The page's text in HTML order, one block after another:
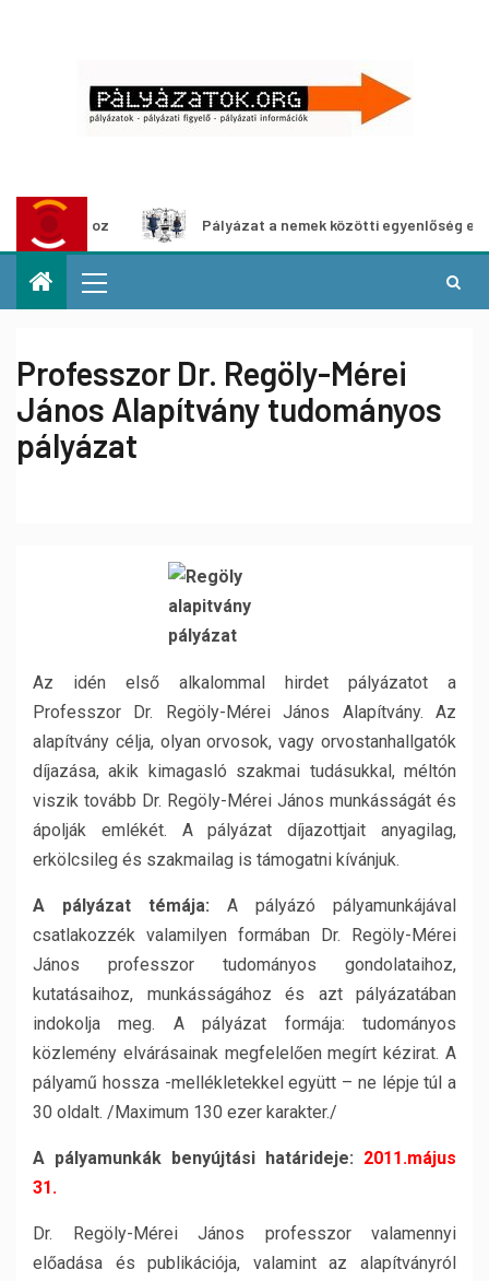
Pályázat a nemek közötti egyenlőség európai
Professzor Dr. Regöly-Mérei
János Alapítvány tudományos
pályázat
Az idén első alkalommal hirdet pályázatot a
Professzor Dr. Regöly-Mérei János Alapítvány. Az
alapítvány célja, olyan orvosok, vagy orvostanhallgatók
díjazása, akik kimagasló szakmai tudásukkal, méltón
viszik tovább Dr. Regöly-Mérei János munkásságát és
ápolják emlékét. A pályázat díjazottjait anyagilag,
erkölcsileg és szakmailag is támogatni kívánjuk.
A pályázat témája: A pályázó pályamunkájával
csatlakozzék valamilyen formában Dr. Regöly-Mérei
János professzor tudományos gondolataihoz,
kutatásaihoz, munkásságához és azt pályázatában
indokolja meg. A pályázat formája: tudományos
közlemény elvárásainak megfelelően megírt kézirat. A
pályamű hossza -mellékletekkel együtt – ne lépje túl a
30 oldalt. /Maximum 130 ezer karakter./
A pályamunkák benyújtási határideje: 2011.május
31.
Dr. Regöly-Mérei János professzor valamennyi
előadása és publikációja, valamint az alapítványról